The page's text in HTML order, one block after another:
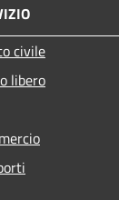
civile
libero